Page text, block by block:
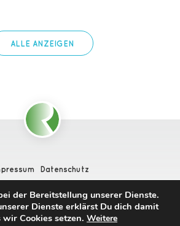
ALLE ANZEIGEN
Datenschutz
Rheuma-Forschungszentrum.
Bundesministerium für Gesundheit.
Copyright © 2026
der Bereitstellung unserer Dienste.
Dienste erklärst Du dich damit
Cookies setzen. Weitere